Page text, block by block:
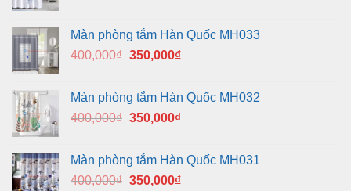
Màn phòng tắm Hàn Quốc MH033
400,000₫ Giá
400,000₫.
350,000₫Giá
là:
350,000₫.
Màn phòng tắm Hàn Quốc MH032
400,000₫ Giá
400,000₫.
350,000₫Giá
là:
350,000₫.
Màn phòng tắm Hàn Quốc MH031
400,000₫ Giá
350,000₫Giá